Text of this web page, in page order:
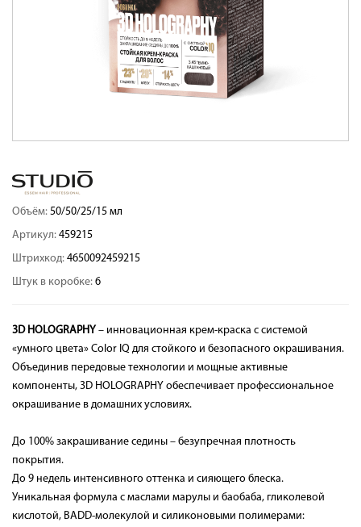
Объём: 50/50/25/15 мл
Артикул: 459215
Штрихкод: 4650092459215
Штук в коробке: 6
3D HOLOGRAPHY – инновационная крем-краска с системой
«умного цвета» Color IQ для стойкого и безопасного окрашивания.
Объединив передовые технологии и мощные активные
компоненты, 3D HOLOGRAPHY обеспечивает профессиональное
окрашивание в домашних условиях.
До 100% закрашивание седины – безупречная плотность
покрытия.
До 9 недель интенсивного оттенка и сияющего блеска.
Уникальная формула с маслами марулы и баобаба, гликолевой
кислотой, BADD-молекулой и силиконовыми полимерами: